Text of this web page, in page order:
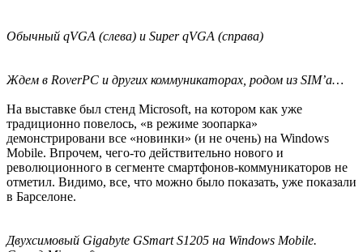
Обычный qVGA (слева) и Super qVGA (справа)
Ждем в RoverPC и других коммуникаторах, родом из SIM’а…
На выставке был стенд Microsoft, на котором как уже
традиционно повелось, «в режиме зоопарка»
демонстрировани все «новинки» (и не очень) на Windows
Mobile. Впрочем, чего-то действительно нового и
революционного в сегменте смартфонов-коммуникаторов не
отметил. Видимо, все, что можно было показать, уже показали
в Барселоне.
Двухсимовый Gigabyte GSmart S1205 на Windows Mobile.